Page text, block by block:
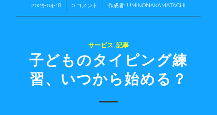
2025-04-18
/ 0 コメント
/ 作成者: UMINONAKAMATACHI
サービス, 記事
子どものタイピング練
習、いつから始める？